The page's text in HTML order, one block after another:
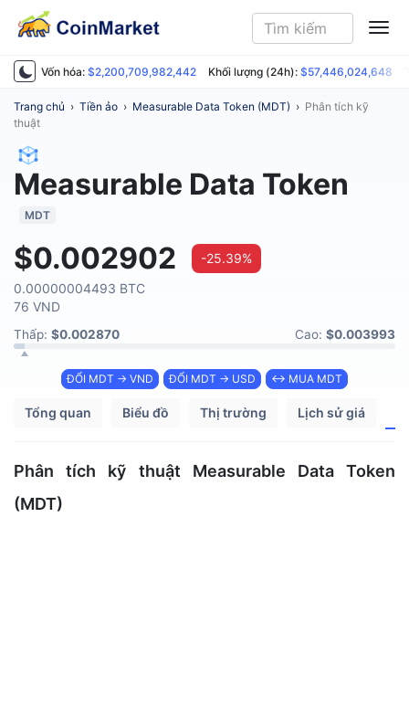
Vốn hóa: $2,200,709,982,442 Khối lượng (24h): $57,446,024,648
Trang chủ › Tiền ảo › Measurable Data Token (MDT) › Phân tích kỹ
thuật
Measurable Data Token
MDT
$0.002902
-25.39%
0.00000004493 BTC
76 VND
Thấp: $0.002870 Cao: $0.003993
ĐỔI MDT → VND ĐỔI MDT → USD ↔ MUA MDT
Tổng quan Biểu đồ Thị trường Lịch sử giá
Phân tích kỹ thuật Measurable Data Token
(MDT)